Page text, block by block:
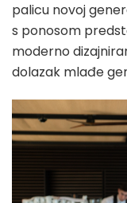
palicu novoj
s ponosom
moderno
dolazak mlađe